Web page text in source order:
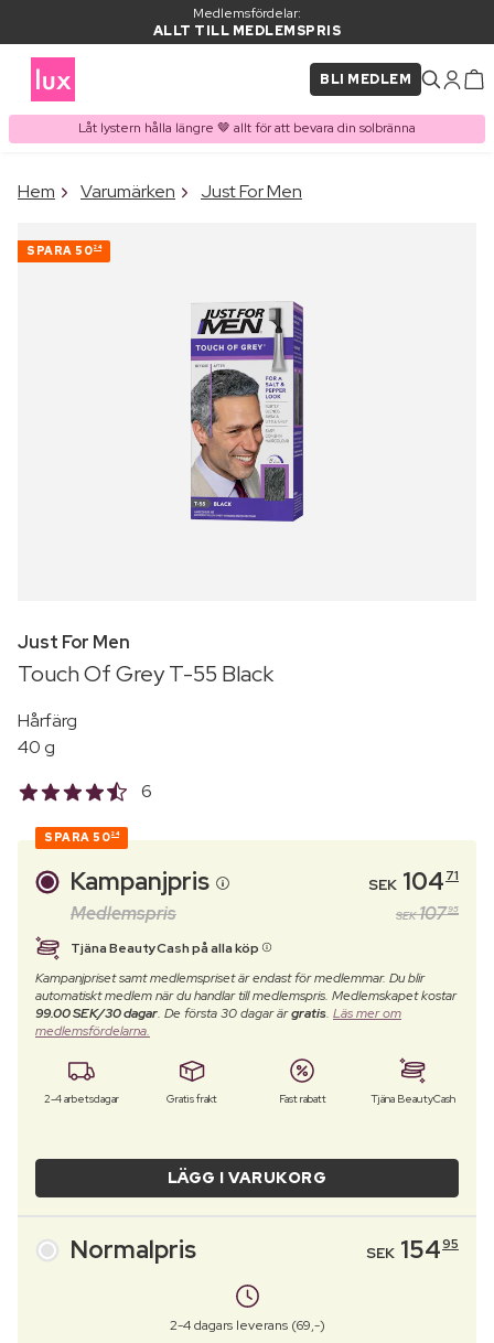
Medlemsfördelar:
ALLT TILL MEDLEMSPRIS
BLI MEDLEM
Låt lystern hålla längre 🤎 allt för att bevara din solbränna
PRODUKT I VARUKORGEN
Hem Varumärken Just For Men
SPARA 5024
Just For Men
Touch Of Grey T-55 Black
Hårfärg
40 g
6
SPARA 5024
Kampanjpris SEK 104 71
Medlemspris SEK 10795
Tjäna BeautyCash på alla köp
Kampanjpriset samt medlemspriset är endast för medlemmar. Du blir
automatiskt medlem när du handlar till medlemspris. Medlemskapet kostar
99.00 SEK/30 dagar. De första 30 dagar ärgratis. Läs mer om
medlemsfördelarna.
2-4 arbetsdagar Gratis frakt Fast rabatt Tjäna BeautyCash
LÄGG I VARUKORG
Normalpris SEK 15495
2-4 dagars leverans (69,-)